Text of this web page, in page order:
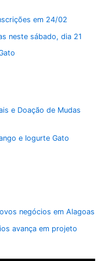
em 24/02
neste sábado, dia 21
e Doação de Mudas
e Iogurte Gato
negócios em Alagoas
avança em projeto